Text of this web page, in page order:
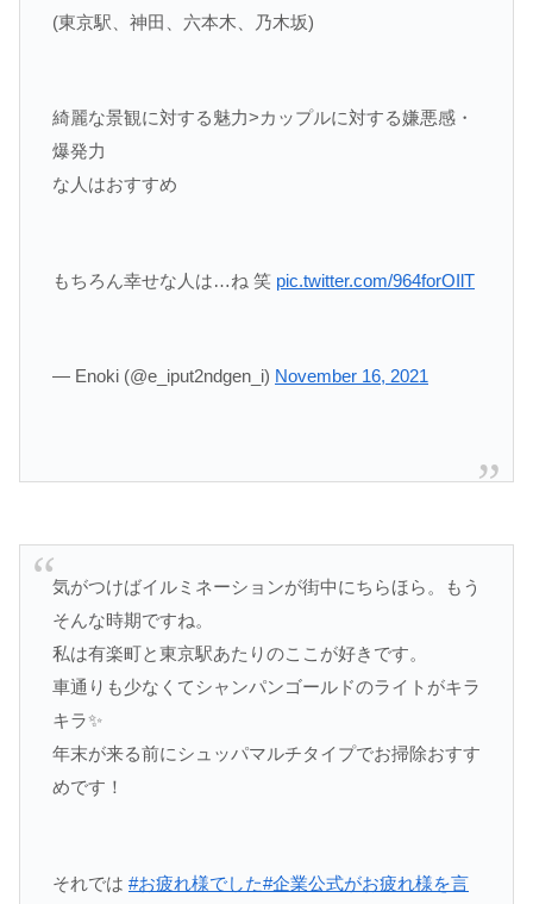
(東京駅、神田、六本木、乃木坂)
綺麗な景観に対する魅力>カップルに対する嫌悪感・
爆発力
な人はおすすめ
もちろん幸せな人は…ね 笑 pic.twitter.com/964forOIlT
— Enoki (@e_iput2ndgen_i) November 16, 2021
気がつけばイルミネーションが街中にちらほら。もう
そんな時期ですね。
私は有楽町と東京駅あたりのここが好きです。
車通りも少なくてシャンパンゴールドのライトがキラ
キラ✨
年末が来る前にシュッパマルチタイプでお掃除おすす
めです！
それでは #お疲れ様でした#企業公式がお疲れ様を言